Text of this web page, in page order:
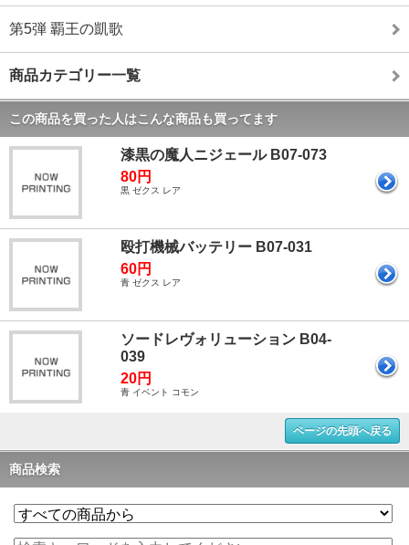
第5弾 覇王の凱歌
商品カテゴリー一覧
この商品を買った人はこんな商品も買ってます
漆黒の魔人ニジェール B07-073
80円
黒 ゼクス レア
殴打機械バッテリー B07-031
60円
青 ゼクス レア
ソードレヴォリューション B04-
039
20円
青 イベント コモン
ページの先頭へ戻る
商品検索